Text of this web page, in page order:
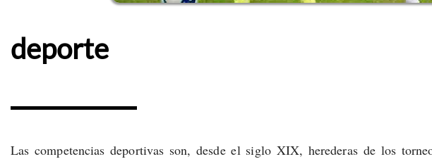
deporte
Las competencias deportivas son, desde el siglo XIX, herederas de los